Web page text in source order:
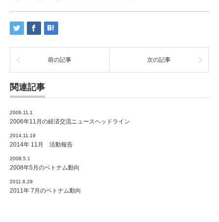
前の記事 次の記事
関連記事
2006.11.1
2006年11月の経済交流ニュースヘッドライン
2014.11.19
2014年 11月 活動報告
2008.5.1
2008年5月のベトナム動向
2011.6.29
2011年 7月のベトナム動向